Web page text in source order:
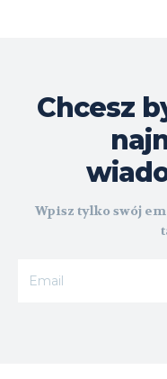
Chcesz
Wpisz tylko swój